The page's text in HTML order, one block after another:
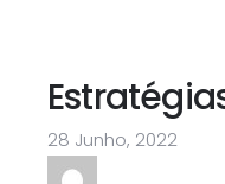
28 Junho, 2022